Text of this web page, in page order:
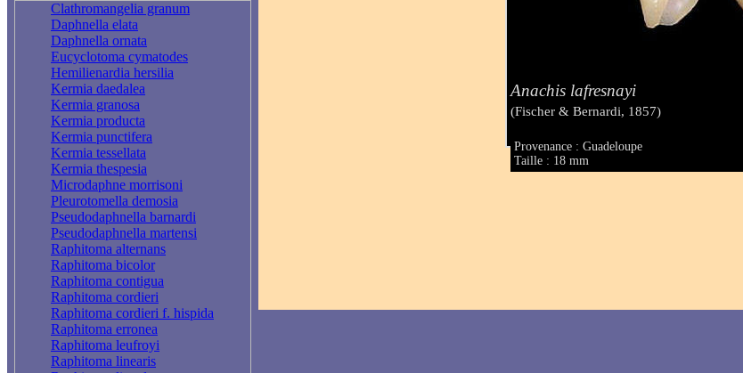
Clathromangelia granum
Daphnella elata
Daphnella ornata
Eucyclotoma cymatodes
Hemilienardia hersilia
Kermia daedalea
Kermia granosa
Kermia producta
Kermia punctifera
Kermia tessellata
Kermia thespesia
Microdaphne morrisoni
Pleurotomella demosia
Pseudodaphnella barnardi
Pseudodaphnella martensi
Raphitoma alternans
Raphitoma bicolor
Raphitoma contigua
Raphitoma cordieri
Raphitoma cordieri f. hispida
Raphitoma erronea
Raphitoma leufroyi
Raphitoma linearis
Anachis lafresnayi
(Fischer & Bernardi, 1857)
Provenance : Guadeloupe
Taille : 18 mm